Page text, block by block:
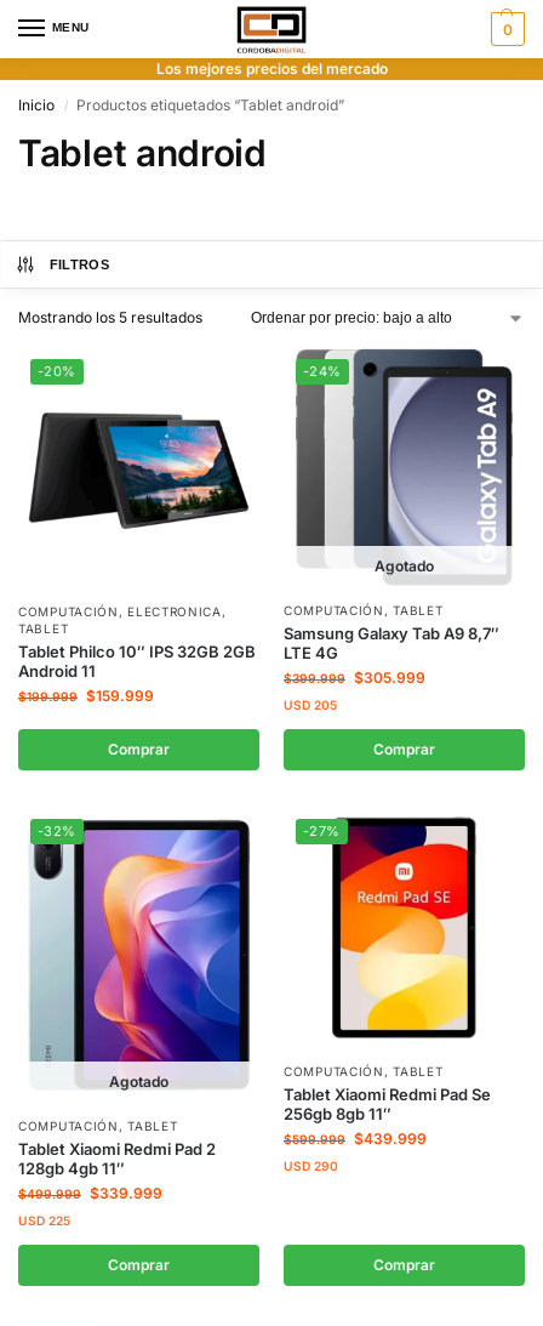
MENU 0
Los mejores precios del mercado
Inicio
/ Productos etiquetados “Tablet android”
Tablet android
FILTROS
Mostrando los 5 resultados
-20%
COMPUTACIÓN ,ELECTRONICA ,
TABLET
Tablet Philco 10″ IPS 32GB 2GB
Android 11
$199.999 $159.999
Comprar
-24%
Agotado
COMPUTACIÓN ,TABLET
Samsung Galaxy Tab A9 8,7″
LTE 4G
$399.999 $305.999
USD 205
Comprar
-32%
Agotado
COMPUTACIÓN ,TABLET
Tablet Xiaomi Redmi Pad 2
128gb 4gb 11″
$499.999 $339.999
USD 225
Comprar
-27%
COMPUTACIÓN ,TABLET
Tablet Xiaomi Redmi Pad Se
256gb 8gb 11″
$599.999 $439.999
USD 290
Comprar